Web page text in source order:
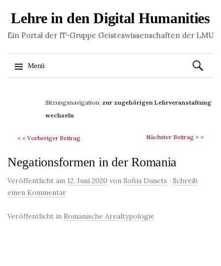
Lehre in den Digital Humanities
Ein Portal der IT-Gruppe Geisteswissenschaften der LMU
Menü
Suchen
nach:
Sitzungsnavigation: zur zugehörigen Lehrveranstaltung
wechseln
< < Vorheriger Beitrag Nächster Beitrag > >
Negationsformen in der Romania
Veröffentlicht am 12. Juni 2020 von Sofiia Dunets · Schreib
einen Kommentar
Veröffentlicht in Romanische Arealtypologie